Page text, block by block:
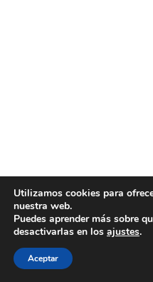
Utilizamos cookies para
nuestra web.
Puedes aprender más sobre
desactivarlas en los ajustes.
Aceptar